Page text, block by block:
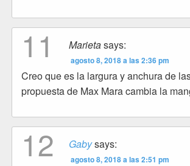
11 Marietasays:
agosto 8, 2018 a las 2:36 pm
Creo que es la largura y anchura de
propuesta de Max Mara cambia la
12 Gabysays:
agosto 8, 2018 a las 2:51 pm